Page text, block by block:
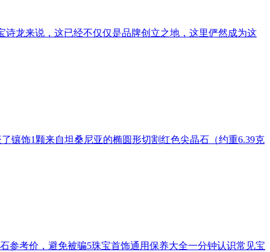
龙来说，这已经不仅仅是品牌创立之地，这里俨然成为这
镶饰1颗来自坦桑尼亚的椭圆形切割红色尖晶石（约重6.39克
参考价，避免被骗5珠宝首饰通用保养大全一分钟认识常见宝